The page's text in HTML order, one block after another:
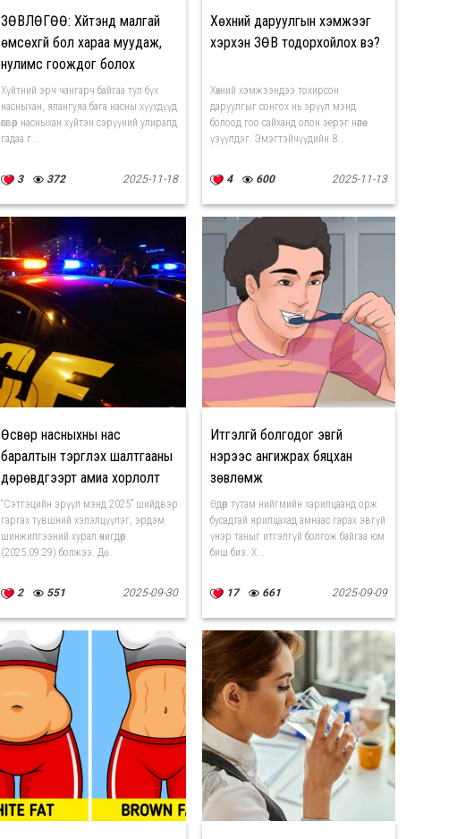
ЗӨВЛӨГӨӨ: Хүйтэнд малгай
өмсөхгүй бол хараа муудаж,
нулимс гоождог болох
эрсдэлтэй
Хүйтний эрч чангарч байгаа тул бүх
насныхан, ялангуяа бага насны хүүхдүүд
өсвөр насныхан хүйтэн сэрүүний улиралд
гадаа г...
3 372 2025-11-18
Хөхний даруулгын хэмжээг
хэрхэн ЗӨВ тодорхойлох вэ?
Хөхний хэмжээндээ тохирсон
даруулгыг сонгох нь эрүүл мэнд
болоод гоо сайханд олон эерэг нөлөө
үзүүлдэг. Эмэгтэйчүүдийн 8...
4 600 2025-11-13
Өсвөр насныхны нас
баралтын тэргүүлэх шалтгааны
дөрөвдүгээрт амиа хорлолт
оржээ
“Сэтгэцийн эрүүл мэнд 2025” шийдвэр
гаргах түвшний хэлэлцүүлэг, эрдэм
шинжилгээний хурал өчигдөр
(2025.09.29) болжээ. Дө...
2 551 2025-09-30
Итгэлгүй болгодог эвгүй
үнэрээс ангижрах бяцхан
зөвлөмж
Өдөр тутам нийгмийн харилцаанд орж
бусадтай ярилцахад амнаас гарах эвгүй
үнэр таныг итгэлгүй болгож байгаа юм
биш биз. Х...
17 661 2025-09-09